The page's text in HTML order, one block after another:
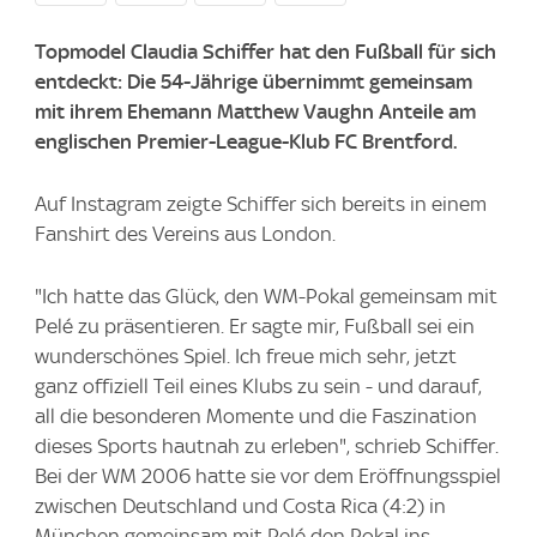
Topmodel Claudia Schiffer hat den Fußball für sich
entdeckt: Die 54-Jährige übernimmt gemeinsam
mit ihrem Ehemann Matthew Vaughn Anteile am
englischen Premier-League-Klub FC Brentford.
Auf Instagram zeigte Schiffer sich bereits in einem
Fanshirt des Vereins aus London.
"Ich hatte das Glück, den WM-Pokal gemeinsam mit
Pelé zu präsentieren. Er sagte mir, Fußball sei ein
wunderschönes Spiel. Ich freue mich sehr, jetzt
ganz offiziell Teil eines Klubs zu sein - und darauf,
all die besonderen Momente und die Faszination
dieses Sports hautnah zu erleben", schrieb Schiffer.
Bei der WM 2006 hatte sie vor dem Eröffnungsspiel
zwischen Deutschland und Costa Rica (4:2) in